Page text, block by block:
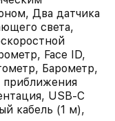
Два датчика
света,
Face ID,
Барометр,
приближения
USB-C
кабель (1 м),